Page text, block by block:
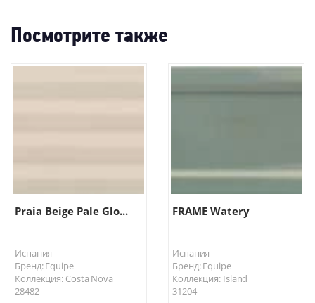
Посмотрите также
Praia Beige Pale Glo...
Испания
Бренд: Equipe
Коллекция: Costa Nova
28482
FRAME Watery
Испания
Бренд: Equipe
Коллекция: Island
31204